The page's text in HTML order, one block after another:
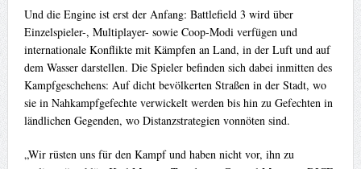
Und die Engine ist erst der Anfang: Battlefield 3 wird über
Einzelspieler-, Multiplayer- sowie Coop-Modi verfügen und
internationale Konflikte mit Kämpfen an Land, in der Luft und auf
dem Wasser darstellen. Die Spieler befinden sich dabei inmitten des
Kampfgeschehens: Auf dicht bevölkerten Straßen in der Stadt, wo
sie in Nahkampfgefechte verwickelt werden bis hin zu Gefechten in
ländlichen Gegenden, wo Distanzstrategien vonnöten sind.
„Wir rüsten uns für den Kampf und haben nicht vor, ihn zu